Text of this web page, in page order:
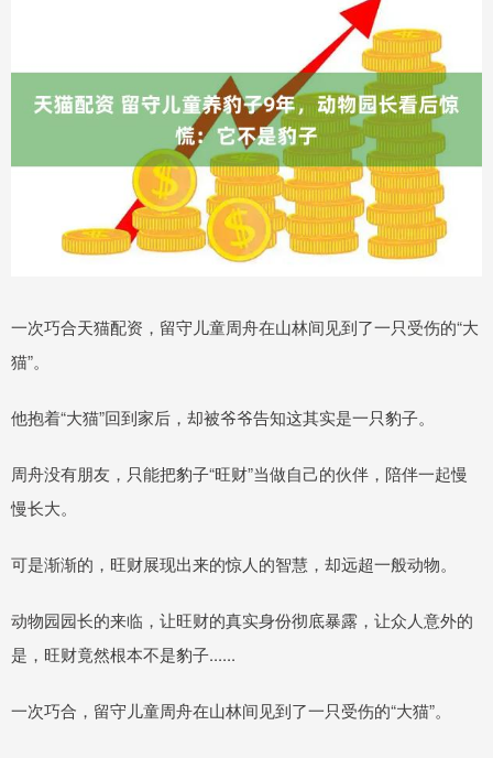
一次巧合天猫配资，留守儿童周舟在山林间见到了一只受伤的“大
猫”。
他抱着“大猫”回到家后，却被爷爷告知这其实是一只豹子。
周舟没有朋友，只能把豹子“旺财”当做自己的伙伴，陪伴一起慢
慢长大。
可是渐渐的，旺财展现出来的惊人的智慧，却远超一般动物。
动物园园长的来临，让旺财的真实身份彻底暴露，让众人意外的
是，旺财竟然根本不是豹子......
一次巧合，留守儿童周舟在山林间见到了一只受伤的“大猫”。